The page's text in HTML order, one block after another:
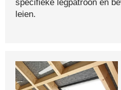
specifieke legpatroon en
leien.